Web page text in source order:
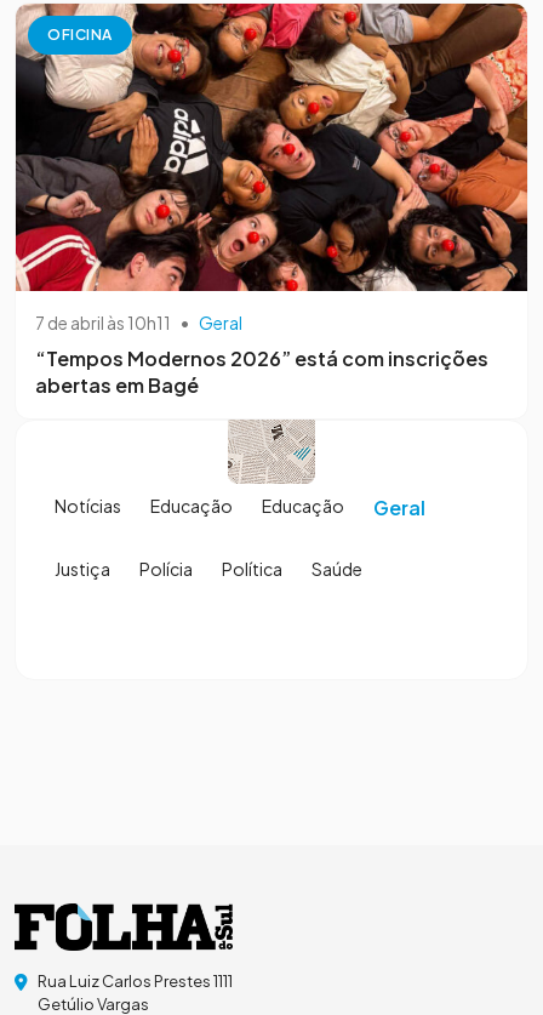
OFICINA
7 de abril às 10h11 • Geral
“Tempos Modernos 2026” está com inscrições
abertas em Bagé
Notícias Educação Educação Geral
Justiça Polícia Política Saúde
Rua Luiz Carlos Prestes 1111
Getúlio Vargas